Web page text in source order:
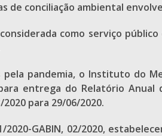
de conciliação ambiental
como serviço
pandemia, o Instituto do
entrega do Relatório Anual
para 29/06/2020.
GABIN, 02/2020,